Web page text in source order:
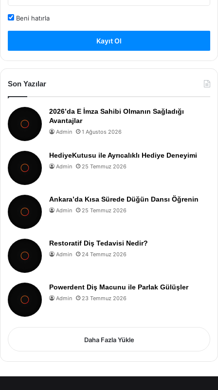
Beni hatırla
Kayıt Ol
Son Yazılar
2026’da E İmza Sahibi Olmanın Sağladığı
Avantajlar
Admin 1 Ağustos 2026
HediyeKutusu ile Ayrıcalıklı Hediye Deneyimi
Admin 25 Temmuz 2026
Ankara’da Kısa Sürede Düğün Dansı Öğrenin
Admin 25 Temmuz 2026
Restoratif Diş Tedavisi Nedir?
Admin 24 Temmuz 2026
Powerdent Diş Macunu ile Parlak Gülüşler
Admin 23 Temmuz 2026
Daha Fazla Yükle